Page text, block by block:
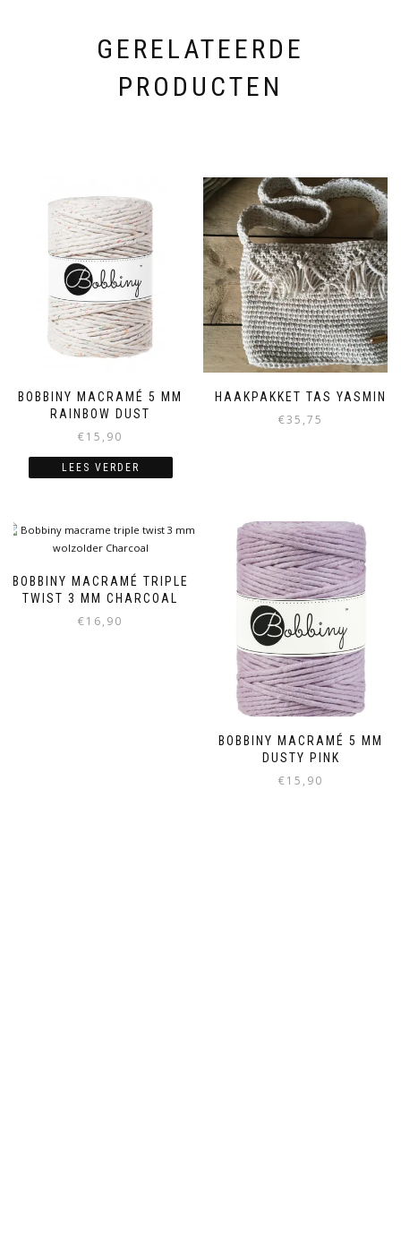
GERELATEERDE
PRODUCTEN
BOBBINY MACRAMÉ 5 MM
RAINBOW DUST
€15,90
LEES VERDER
HAAKPAKKET TAS YASMIN
€35,75
BOBBINY MACRAMÉ TRIPLE
TWIST 3 MM CHARCOAL
€16,90
BOBBINY MACRAMÉ 5 MM
DUSTY PINK
€15,90